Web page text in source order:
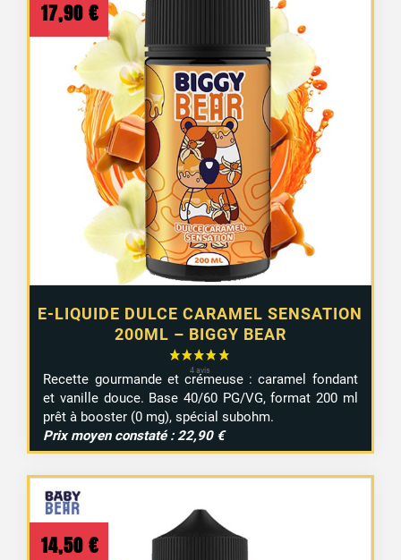
E-LIQUIDE DULCE CARAMEL SENSATION
200ML – BIGGY BEAR
17,90 €
Recette gourmande et crémeuse : caramel fondant
et vanille douce. Base 40/60 PG/VG, format 200 ml
prêt à booster (0 mg), spécial subohm.
Prix moyen constaté : 22,90 €
14,50 €